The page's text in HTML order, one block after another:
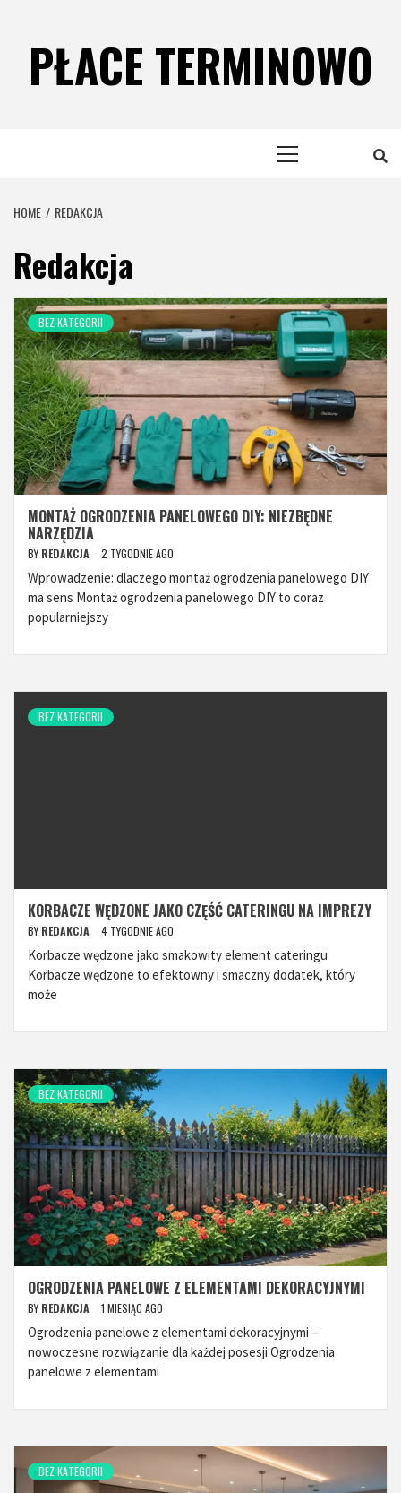
contentPŁACE TERMINOWO
HOME REDAKCJA
Redakcja
BEZ KATEGORII
MONTAŻ OGRODZENIA PANELOWEGO DIY: NIEZBĘDNE
NARZĘDZIA
BY REDAKCJA 2 TYGODNIE AGO
Wprowadzenie: dlaczego montaż ogrodzenia panelowego DIY
ma sens Montaż ogrodzenia panelowego DIY to coraz
popularniejszy
BEZ KATEGORII
KORBACZE WĘDZONE JAKO CZĘŚĆ CATERINGU NA IMPREZY
BY REDAKCJA 4 TYGODNIE AGO
Korbacze wędzone jako smakowity element cateringu
Korbacze wędzone to efektowny i smaczny dodatek, który
może
BEZ KATEGORII
OGRODZENIA PANELOWE Z ELEMENTAMI DEKORACYJNYMI
BY REDAKCJA 1 MIESIĄC AGO
Ogrodzenia panelowe z elementami dekoracyjnymi –
nowoczesne rozwiązanie dla każdej posesji Ogrodzenia
panelowe z elementami
BEZ KATEGORII